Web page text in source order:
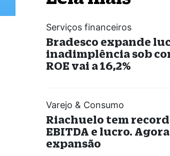
Serviços financeiros
Bradesco expande
inadimplência sob
ROE vai a 16,2%
Varejo & Consumo
Riachuelo tem
EBITDA e lucro.
expansão